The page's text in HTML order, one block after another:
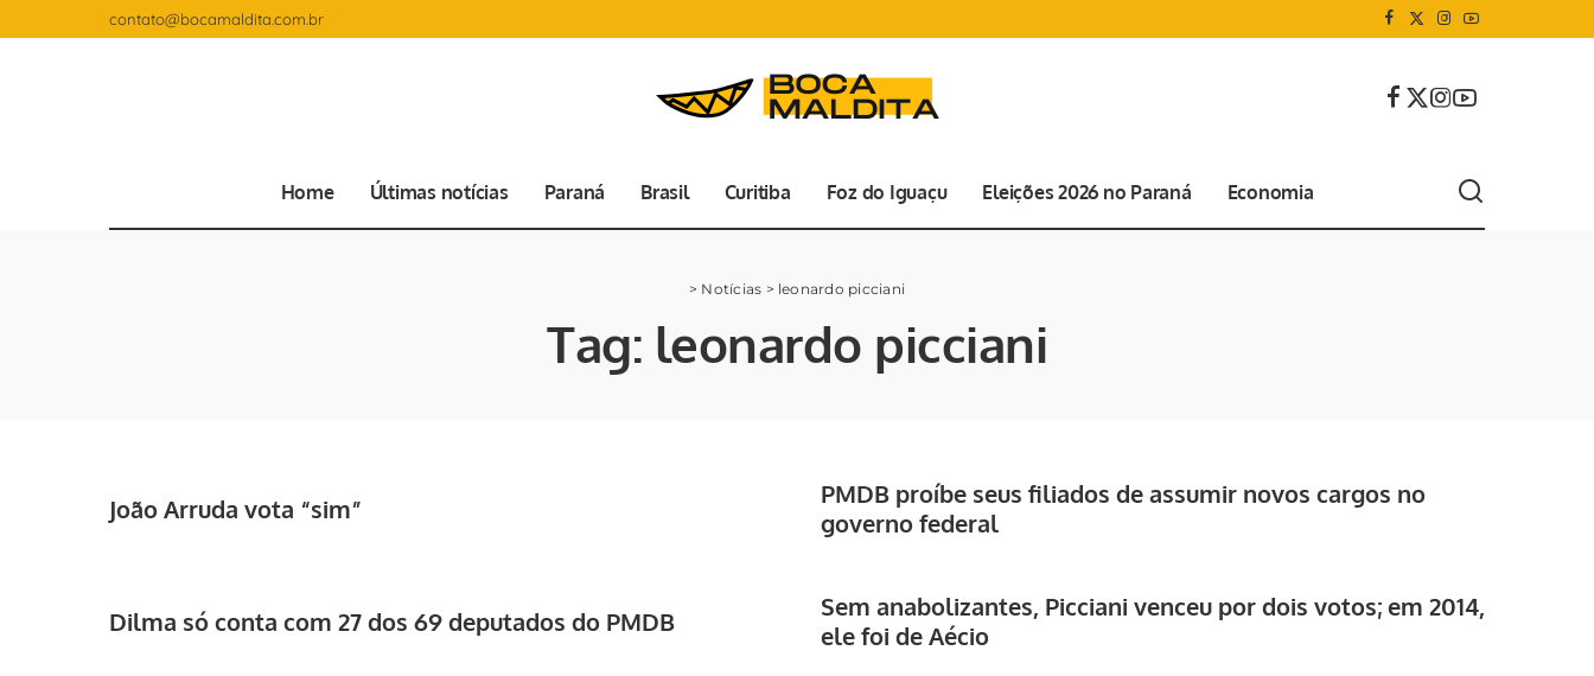
contato@bocamaldita.com.br
Home Últimas notícias Paraná Brasil Curitiba Foz do Iguaçu Eleições 2026 no Paraná Economia
> Notícias > leonardo picciani
Tag: leonardo picciani
João Arruda vota “sim”
PMDB proíbe seus filiados de assumir novos cargos no
governo federal
Dilma só conta com 27 dos 69 deputados do PMDB
Sem anabolizantes, Picciani venceu por dois votos; em 2014,
ele foi de Aécio